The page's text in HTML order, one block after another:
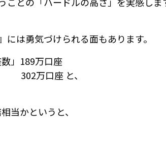
は勇気づけられる面もあります。
」189万口座
口座 と、
当かというと、